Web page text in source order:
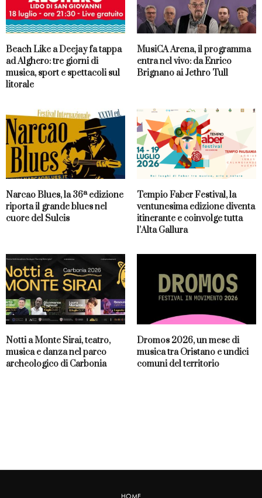
Beach Like a Deejay fa tappa
ad Alghero: tre giorni di
musica, sport e spettacoli sul
litorale
MusiCA Arena, il programma
entra nel vivo: da Enrico
Brignano ai Jethro Tull
Narcao Blues, la 36ª edizione
riporta il grande blues nel
cuore del Sulcis
Tempio Faber Festival, la
ventunesima edizione diventa
itinerante e coinvolge tutta
l’Alta Gallura
Notti a Monte Sirai, teatro,
musica e danza nel parco
archeologico di Carbonia
Dromos 2026, un mese di
musica tra Oristano e undici
comuni del territorio